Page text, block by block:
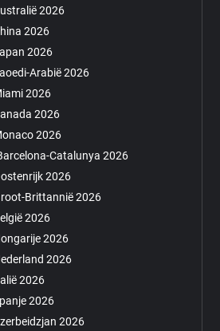
2026
2026
2026
Arabië 2026
2026
2026
2026
Catalunya 2026
2026
Brittannië 2026
2026
2026
2026
2026
2026
2026